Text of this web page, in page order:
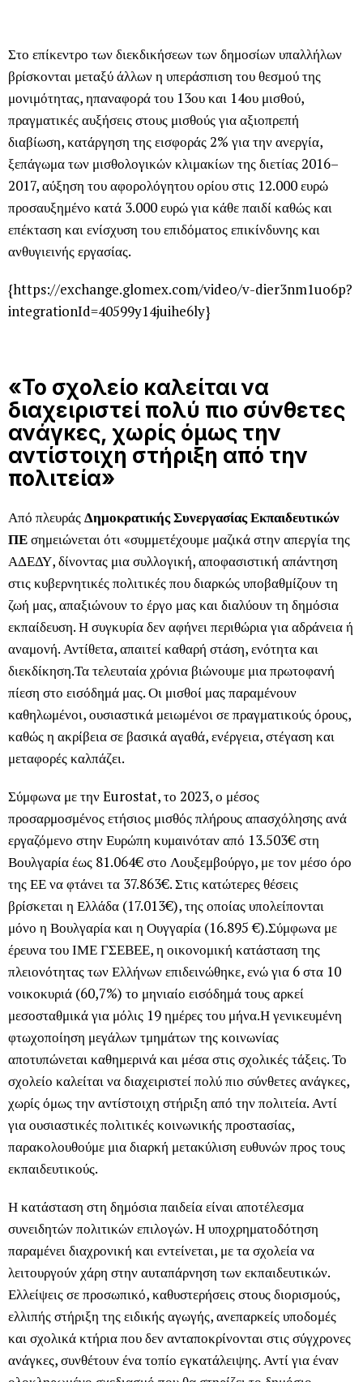
Στο επίκεντρο των διεκδικήσεων των δημοσίων υπαλλήλων
βρίσκονται μεταξύ άλλων η υπεράσπιση του θεσμού της
μονιμότητας, ηπαναφορά του 13ου και 14ου μισθού,
πραγματικές αυξήσεις στους μισθούς για αξιοπρεπή
διαβίωση, κατάργηση της εισφοράς 2% για την ανεργία,
ξεπάγωμα των μισθολογικών κλιμακίων της διετίας 2016–
2017, αύξηση του αφορολόγητου ορίου στις 12.000 ευρώ
προσαυξημένο κατά 3.000 ευρώ για κάθε παιδί καθώς και
επέκταση και ενίσχυση του επιδόματος επικίνδυνης και
ανθυγιεινής εργασίας.
{https://exchange.glomex.com/video/v-dier3nm1uo6p?
integrationId=40599y14juihe6ly}
«Το σχολείο καλείται να
διαχειριστεί πολύ πιο σύνθετες
ανάγκες, χωρίς όμως την
αντίστοιχη στήριξη από την
πολιτεία»
Από πλευράςΔημοκρατικής Συνεργασίας Εκπαιδευτικών
ΠΕσημειώνεται ότι «συμμετέχουμε μαζικά στην απεργία της
ΑΔΕΔΥ, δίνοντας μια συλλογική, αποφασιστική απάντηση
στις κυβερνητικές πολιτικές που διαρκώς υποβαθμίζουν τη
ζωή μας, απαξιώνουν το έργο μας και διαλύουν τη δημόσια
εκπαίδευση. Η συγκυρία δεν αφήνει περιθώρια για αδράνεια ή
αναμονή. Αντίθετα, απαιτεί καθαρή στάση, ενότητα και
διεκδίκηση.Τα τελευταία χρόνια βιώνουμε μια πρωτοφανή
πίεση στο εισόδημά μας. Οι μισθοί μας παραμένουν
καθηλωμένοι, ουσιαστικά μειωμένοι σε πραγματικούς όρους,
καθώς η ακρίβεια σε βασικά αγαθά, ενέργεια, στέγαση και
μεταφορές καλπάζει.
Σύμφωνα με την Eurostat, το 2023, ο μέσος
προσαρμοσμένος ετήσιος μισθός πλήρους απασχόλησης ανά
εργαζόμενο στην Ευρώπη κυμαινόταν από 13.503€ στη
Βουλγαρία έως 81.064€ στο Λουξεμβούργο, με τον μέσο όρο
της ΕΕ να φτάνει τα 37.863€. Στις κατώτερες θέσεις
βρίσκεται η Ελλάδα (17.013€), της οποίας υπολείπονται
μόνο η Βουλγαρία και η Ουγγαρία (16.895 €).Σύμφωνα με
έρευνα του ΙΜΕ ΓΣΕΒΕΕ, η οικονομική κατάσταση της
πλειονότητας των Ελλήνων επιδεινώθηκε, ενώ για 6 στα 10
νοικοκυριά (60,7%) το μηνιαίο εισόδημά τους αρκεί
μεσοσταθμικά για μόλις 19 ημέρες του μήνα.Η γενικευμένη
φτωχοποίηση μεγάλων τμημάτων της κοινωνίας
αποτυπώνεται καθημερινά και μέσα στις σχολικές τάξεις. Το
σχολείο καλείται να διαχειριστεί πολύ πιο σύνθετες ανάγκες,
χωρίς όμως την αντίστοιχη στήριξη από την πολιτεία. Αντί
για ουσιαστικές πολιτικές κοινωνικής προστασίας,
παρακολουθούμε μια διαρκή μετακύλιση ευθυνών προς τους
εκπαιδευτικούς.
Η κατάσταση στη δημόσια παιδεία είναι αποτέλεσμα
συνειδητών πολιτικών επιλογών. Η υποχρηματοδότηση
παραμένει διαχρονική και εντείνεται, με τα σχολεία να
λειτουργούν χάρη στην αυταπάρνηση των εκπαιδευτικών.
Ελλείψεις σε προσωπικό, καθυστερήσεις στους διορισμούς,
ελλιπής στήριξη της ειδικής αγωγής, ανεπαρκείς υποδομές
και σχολικά κτήρια που δεν ανταποκρίνονται στις σύγχρονες
ανάγκες, συνθέτουν ένα τοπίο εγκατάλειψης. Αντί για έναν